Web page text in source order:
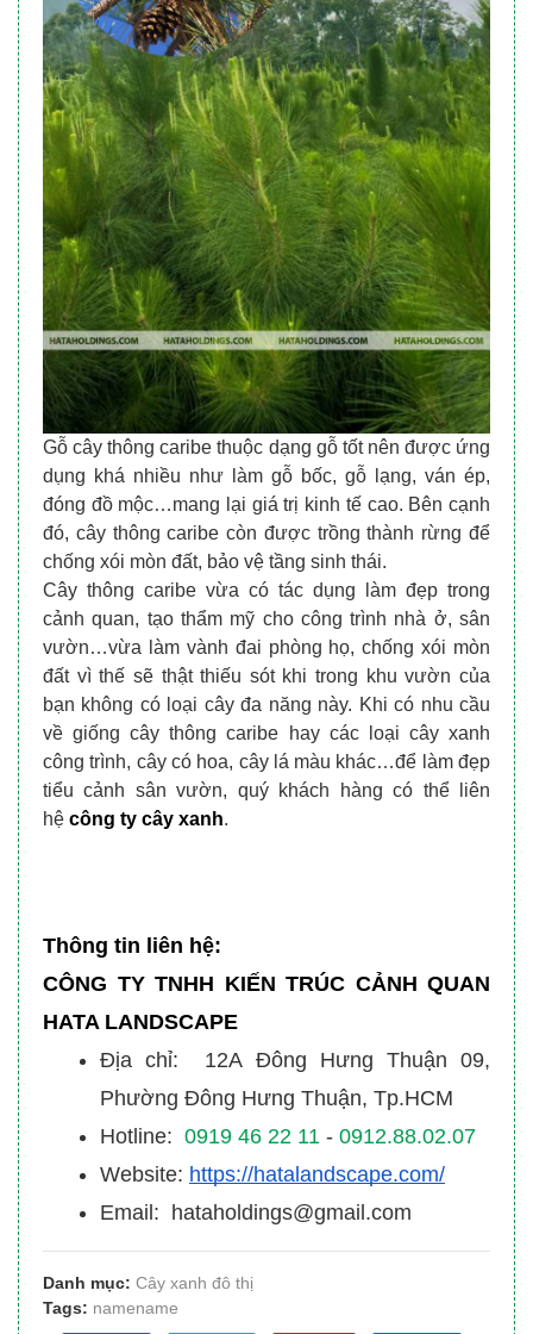
Gỗ cây thông caribe thuộc dạng gỗ tốt nên được ứng
dụng khá nhiều như làm gỗ bốc, gỗ lạng, ván ép,
đóng đồ mộc…mang lại giá trị kinh tế cao. Bên cạnh
đó, cây thông caribe còn được trồng thành rừng để
chống xói mòn đất, bảo vệ tầng sinh thái.
Cây thông caribe vừa có tác dụng làm đẹp trong
cảnh quan, tạo thẩm mỹ cho công trình nhà ở, sân
vườn…vừa làm vành đai phòng họ, chống xói mòn
đất vì thế sẽ thật thiếu sót khi trong khu vườn của
bạn không có loại cây đa năng này. Khi có nhu cầu
về giống cây thông caribe hay các loại cây xanh
công trình, cây có hoa, cây lá màu khác…để làm đẹp
tiểu cảnh sân vườn, quý khách hàng có thể liên
hệ công ty cây xanh.
Thông tin liên hệ:
CÔNG TY TNHH KIẾN TRÚC CẢNH QUAN
HATA LANDSCAPE
Địa chỉ: 12A Đông Hưng Thuận 09,
Phường Đông Hưng Thuận, Tp.HCM
Hotline: 0919 46 22 11 - 0912.88.02.07
Website: https://hatalandscape.com/
Email: hataholdings@gmail.com
Danh mục: Cây xanh đô thị
Tags: namename